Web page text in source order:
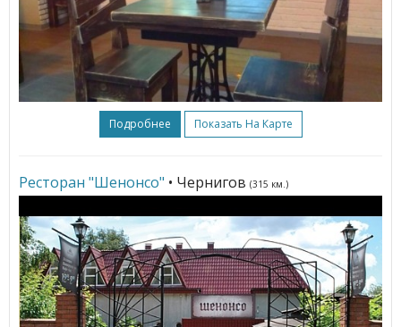
Подробнее Показать На Карте
Ресторан "Шенонсо" • Чернигов (315 км.)